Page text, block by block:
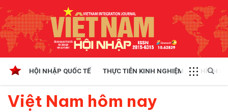
HỘI NHẬP QUỐC TẾ THỰC TIỄN KINH NGHIỆM CHÍNH
Việt Nam hôm nay